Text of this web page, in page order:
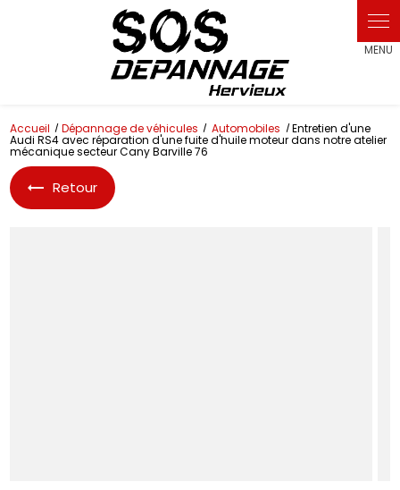
Accueil Dépannage de véhicules Automobiles Entretien d'une
Audi RS4 avec réparation d'une fuite d'huile moteur dans notre atelier
mécanique secteur Cany Barville 76
Retour